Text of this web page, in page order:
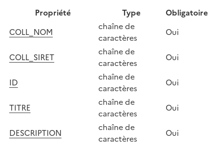
Propriété Type
Obligatoire
COLL_NOM
chaîne de
caractères
Oui
COLL_SIRET
chaîne de
caractères
Oui
ID
chaîne de
caractères
Oui
TITRE
chaîne de
caractères
Oui
DESCRIPTION
chaîne de
caractères
Oui